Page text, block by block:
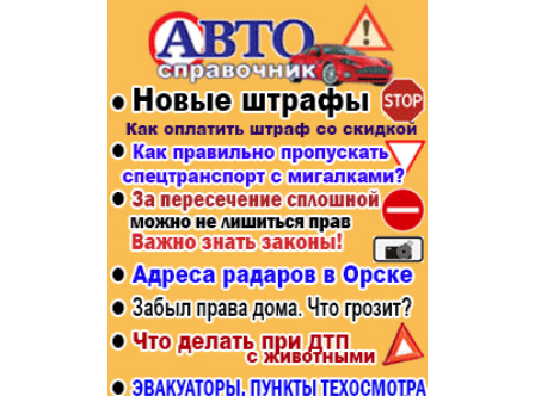
Афиша
Строительство и ремонт
Авто и мото
Рестораны, кафе, бары
Телекоммуникации и связь
Торговля
Бизнес и финансы
Юристы, Экспертиза, Страхование
Ремонт
Популярное →
Строительство и ремонт